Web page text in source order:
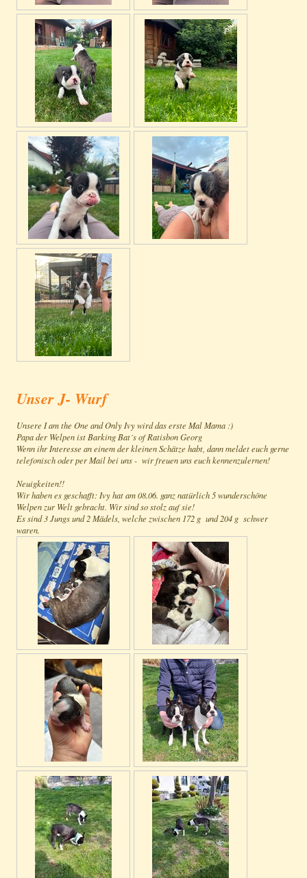
Unser J- Wurf
Unsere I am the One and Only Ivy wird das erste Mal Mama :)
Papa der Welpen ist Barking Bat´s of Ratisbon Georg
Wenn ihr Interesse an einem der kleinen Schätze habt, dann meldet euch gerne
telefonisch oder per Mail bei uns - wir freuen uns euch kennenzulernen!
Neuigkeiten!!
Wir haben es geschafft: Ivy hat am 08.06. ganz natürlich 5 wunderschöne
Welpen zur Welt gebracht. Wir sind so stolz auf sie!
Es sind 3 Jungs und 2 Mädels, welche zwischen 172 g und 204 g schwer
waren.